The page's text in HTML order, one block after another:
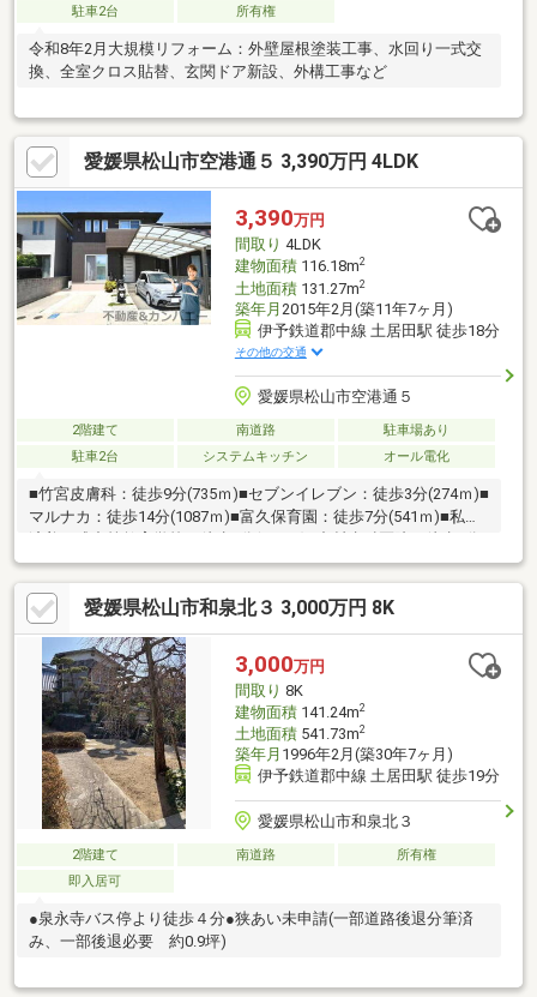
駐車2台
所有権
令和8年2月大規模リフォーム：外壁屋根塗装工事、水回り一式交
換、全室クロス貼替、玄関ドア新設、外構工事など
愛媛県松山市空港通５ 3,390万円 4LDK
3,390万円
間取り 4LDK
建物面積116.18m2
土地面積131.27m2
築年月 2015年2月(築11年7ヶ月)
伊予鉄道郡中線 土居田駅 徒歩18分
その他の交通
愛媛県松山市空港通５
2階建て 南道路
駐車場あり
駐車2台
システムキッチン オール電化
■竹宮皮膚科：徒歩9分(735ｍ)■セブンイレブン：徒歩3分(274ｍ)■
マルナカ：徒歩14分(1087ｍ)■富久保育園：徒歩7分(541ｍ)■私立
(489ｍ)■こうの耳鼻咽喉科：徒歩8分(614ｍ)■レディ：徒歩12分
(929ｍ)■松山市立たちばな小学校：徒歩6分(448ｍ)
愛媛県松山市和泉北３ 3,000万円 8K
3,000万円
間取り 8K
建物面積141.24m2
土地面積541.73m2
築年月 1996年2月(築30年7ヶ月)
伊予鉄道郡中線 土居田駅 徒歩19分
愛媛県松山市和泉北３
2階建て 南道路
所有権
即入居可
●泉永寺バス停より徒歩４分●狭あい未申請(一部道路後退分筆済
み、一部後退必要 約0.9坪)